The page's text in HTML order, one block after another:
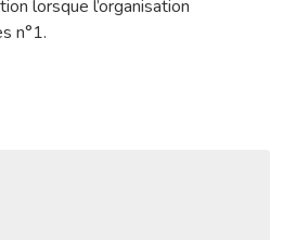
lorsque l’organisation
n°1.